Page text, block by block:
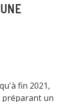
fin 2021,
un